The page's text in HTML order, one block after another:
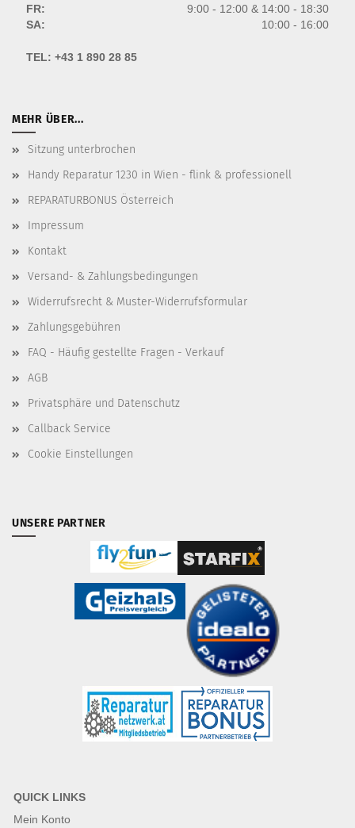
FR:
9:00 - 12:00 & 14:00 - 18:30
SA:
10:00 - 16:00
TEL: +43 1 890 28 85
MEHR ÜBER...
Sitzung unterbrochen
Handy Reparatur 1230 in Wien - flink & professionell
REPARATURBONUS Österreich
Impressum
Kontakt
Versand- & Zahlungsbedingungen
Widerrufsrecht & Muster-Widerrufsformular
Zahlungsgebühren
FAQ - Häufig gestellte Fragen - Verkauf
AGB
Privatsphäre und Datenschutz
Callback Service
Cookie Einstellungen
UNSERE PARTNER
QUICK LINKS
Mein Konto